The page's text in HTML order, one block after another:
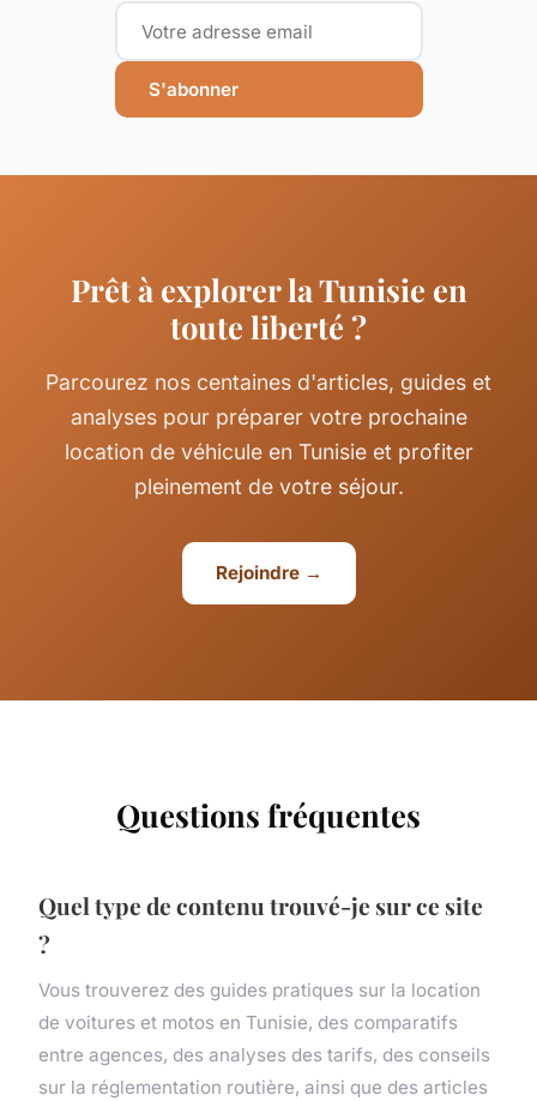
S'abonner
Prêt à explorer la Tunisie en
toute liberté ?
Parcourez nos centaines d'articles, guides et
analyses pour préparer votre prochaine
location de véhicule en Tunisie et profiter
pleinement de votre séjour.
Rejoindre →
Questions fréquentes
Quel type de contenu trouvé-je sur ce site
?
Vous trouverez des guides pratiques sur la location
de voitures et motos en Tunisie, des comparatifs
entre agences, des analyses des tarifs, des conseils
sur la réglementation routière, ainsi que des articles